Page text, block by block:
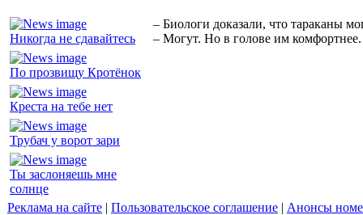
Никогда не сдавайтесь
По прозвищу Кротёнок
Креста на тебе нет
Трубач у ворот зари
Ты заслоняешь мне
солнце
– Биологи доказали, что тараканы
– Могут. Но в голове им комфортнее.
Реклама на сайте | Пользовательское соглашение | Анонсы